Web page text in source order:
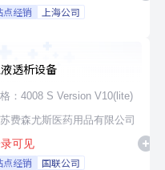
点经销 上海公司
透析设备
：4008 S Version V10(lite)
费森尤斯医药用品有限公司
可见
点经销 国联公司